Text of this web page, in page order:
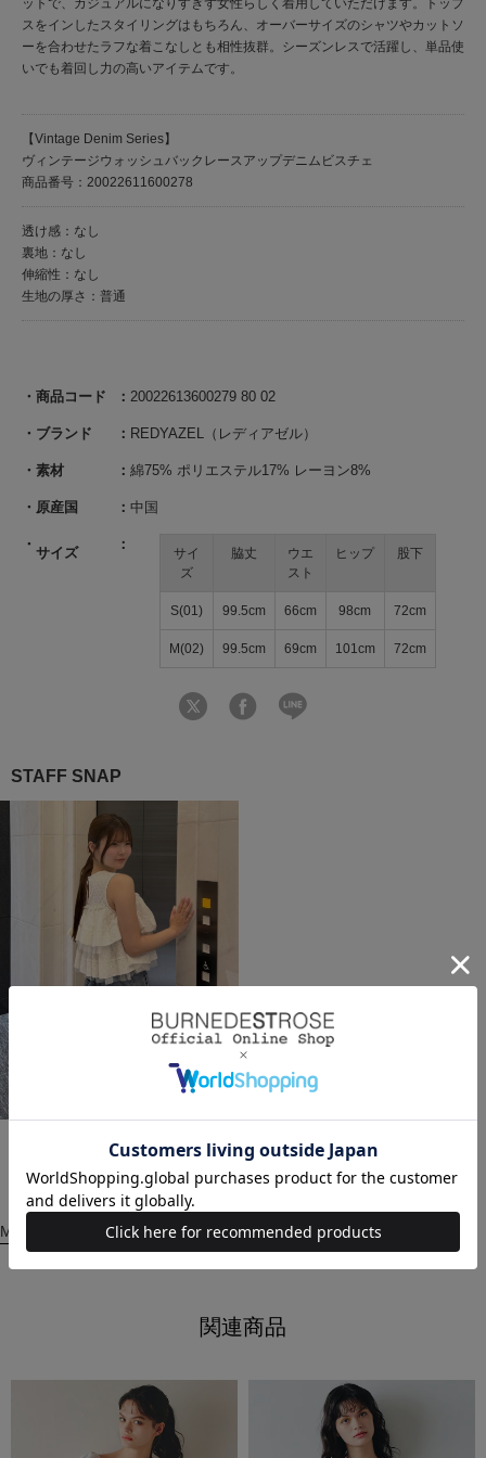
商品コード 20022613600279 80 02
ブランド REDYAZEL（レディアゼル）
素材 綿75% ポリエステル17% レーヨン8%
原産国 中国
サイズ
サイ
ズ
脇丈
ウエ
スト
ヒップ 股下
S(01) 99.5cm 66cm 98cm 72cm
M(02) 99.5cm 69cm 101cm 72cm
STAFF SNAP
REDYAZEL ルミネエスト
mayu (158cm)
MORE
ットで、カジュアルになりすぎず女性らしく着用していただけます。トップ
スをインしたスタイリングはもちろん、オーバーサイズのシャツやカットソ
ーを合わせたラフな着こなしとも相性抜群。シーズンレスで活躍し、単品使
いでも着回し力の高いアイテムです。
【Vintage Denim Series】
ヴィンテージウォッシュバックレースアップデニムビスチェ
商品番号：20022611600278
透け感：なし
裏地：なし
伸縮性：なし
生地の厚さ：普通
関連商品